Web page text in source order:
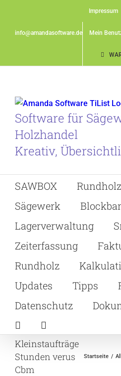
contentinfo@amandasoftware.de
Impressum
Mein
Software für
Holzhandel
Kreativ,
SAWBOX
Sägewerk
Lagerverwaltung
Zeiterfassung
Rundholz
Updates
Tipps
Datenschutz
Kleinstaufträge
Stunden verus
Cbm
Startseite